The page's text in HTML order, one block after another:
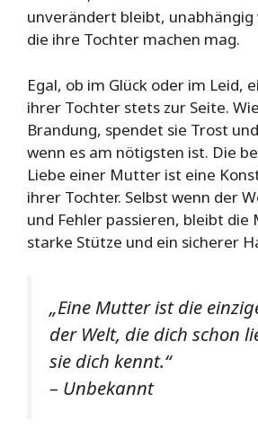
unverändert bleibt, unabhängig
die ihre Tochter machen mag.
Egal, ob im Glück oder im Leid,
ihrer Tochter stets zur Seite.
Brandung, spendet sie Trost
wenn es am nötigsten ist. Die
Liebe einer Mutter ist eine
ihrer Tochter. Selbst wenn der
und Fehler passieren, bleibt die
starke Stütze und ein sicherer
„Eine Mutter ist die
der Welt, die dich schon
sie dich kennt.“
– Unbekannt